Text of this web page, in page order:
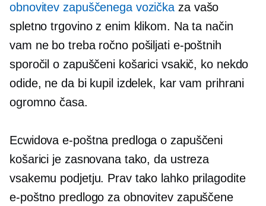
obnovitev zapuščenega vozička za vašo
spletno trgovino z enim klikom. Na ta način
vam ne bo treba ročno pošiljati e-poštnih
sporočil o zapuščeni košarici vsakič, ko nekdo
odide, ne da bi kupil izdelek, kar vam prihrani
ogromno časa.
Ecwidova e-poštna predloga o zapuščeni
košarici je zasnovana tako, da ustreza
vsakemu podjetju. Prav tako lahko prilagodite
e-poštno predlogo za obnovitev zapuščene